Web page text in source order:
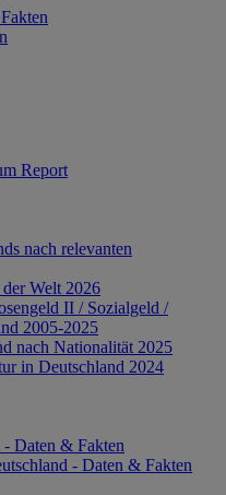
Report
nach relevanten
Welt 2026
II / Sozialgeld /
2005-2025
nach Nationalität 2025
in Deutschland 2024
Daten & Fakten
- Daten & Fakten